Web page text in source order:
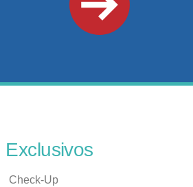
Exclusivos
Check-Up